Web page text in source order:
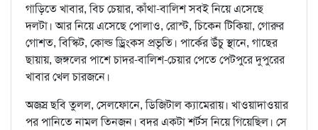
গাড়িতে খাবার, বিচ চেয়ার, কাঁথা-বালিশ সবই নিয়ে এসেছে
দলটা। আর নিয়ে এসেছে পোলাও, রোস্ট, চিকেন টিকিয়া, গোরুর
গোশত, বিস্কিট, কোল্ড ড্রিংকস প্রভৃতি। পার্কের উঁচু স্থানে, গাছের
ছায়ায়, জঙ্গলের পাশে চাদর-বালিশ-চেয়ার পেতে পেটপুরে দুপুরের
খাবার খেল চারজনে।
অজস্র ছবি তুলল, সেলফোনে, ডিজিটাল ক্যামেরায়। খাওয়াদাওয়ার
পর পানিতে নামল তিনজন। বদর একটা শর্টস নিয়ে গিয়েছিল। সে